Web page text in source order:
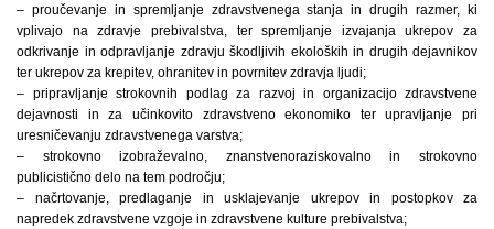
– proučevanje in spremljanje zdravstvenega stanja in drugih razmer, ki
vplivajo na zdravje prebivalstva, ter spremljanje izvajanja ukrepov za
odkrivanje in odpravljanje zdravju škodljivih ekoloških in drugih dejavnikov
ter ukrepov za krepitev, ohranitev in povrnitev zdravja ljudi;
– pripravljanje strokovnih podlag za razvoj in organizacijo zdravstvene
dejavnosti in za učinkovito zdravstveno ekonomiko ter upravljanje pri
uresničevanju zdravstvenega varstva;
– strokovno izobraževalno, znanstvenoraziskovalno in strokovno
publicistično delo na tem področju;
– načrtovanje, predlaganje in usklajevanje ukrepov in postopkov za
napredek zdravstvene vzgoje in zdravstvene kulture prebivalstva;